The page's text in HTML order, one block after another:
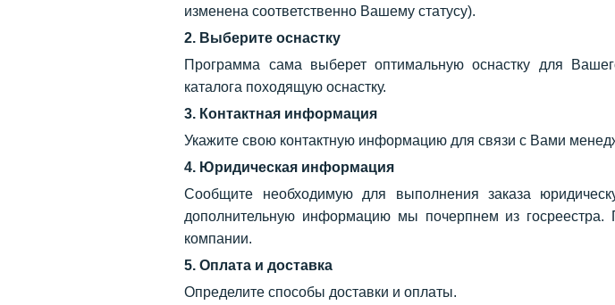
изменена соответственно Вашему статусу).
2. Выберите оснастку
Программа сама выберет оптимальную оснастку для
каталога походящую оснастку.
3. Контактная информация
Укажите свою контактную информацию для связи с Вами
4. Юридическая информация
Сообщите необходимую для выполнения заказа
дополнительную информацию мы почерпнем из
компании.
5. Оплата и доставка
Определите способы доставки и оплаты.